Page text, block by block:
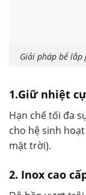
Giải pháp bể
1.Giữ nhiệt
Hạn chế tối đa
cho hệ sinh
mặt trời).
2. Inox cao